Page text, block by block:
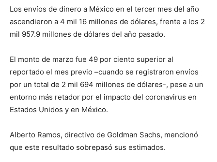
Los envíos de dinero a México en el tercer mes del año
ascendieron a 4 mil 16 millones de dólares, frente a los 2
mil 957.9 millones de dólares del año pasado.
El monto de marzo fue 49 por ciento superior al
reportado el mes previo –cuando se registraron envíos
por un total de 2 mil 694 millones de dólares-, pese a un
entorno más retador por el impacto del coronavirus en
Estados Unidos y en México.
Alberto Ramos, directivo de Goldman Sachs, mencionó
que este resultado sobrepasó sus estimados.